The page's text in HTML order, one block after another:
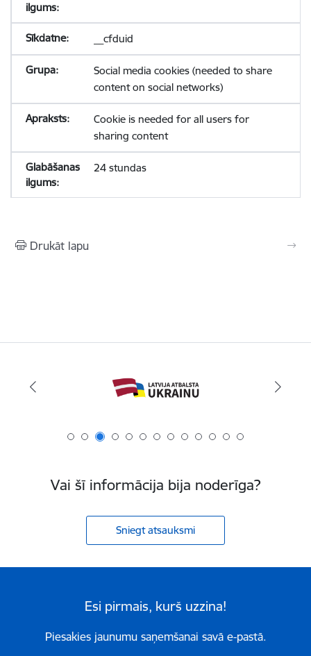
__cfduid
Social media cookies (needed to share
content on social networks)
Cookie is needed for all users for
sharing content
24 stundas
Drukāt lapu
Vai šī informācija bija noderīga?
Sniegt atsauksmi
Esi pirmais, kurš uzzina!
Piesakies jaunumu saņemšanai savā e-pastā.